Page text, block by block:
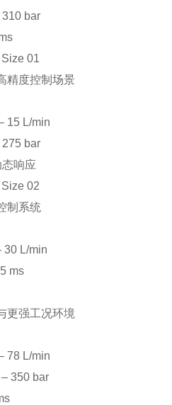
bar
01
度控制场景
L/min
bar
响应
02
系统
L/min
ms
强工况环境
L/min
350 bar